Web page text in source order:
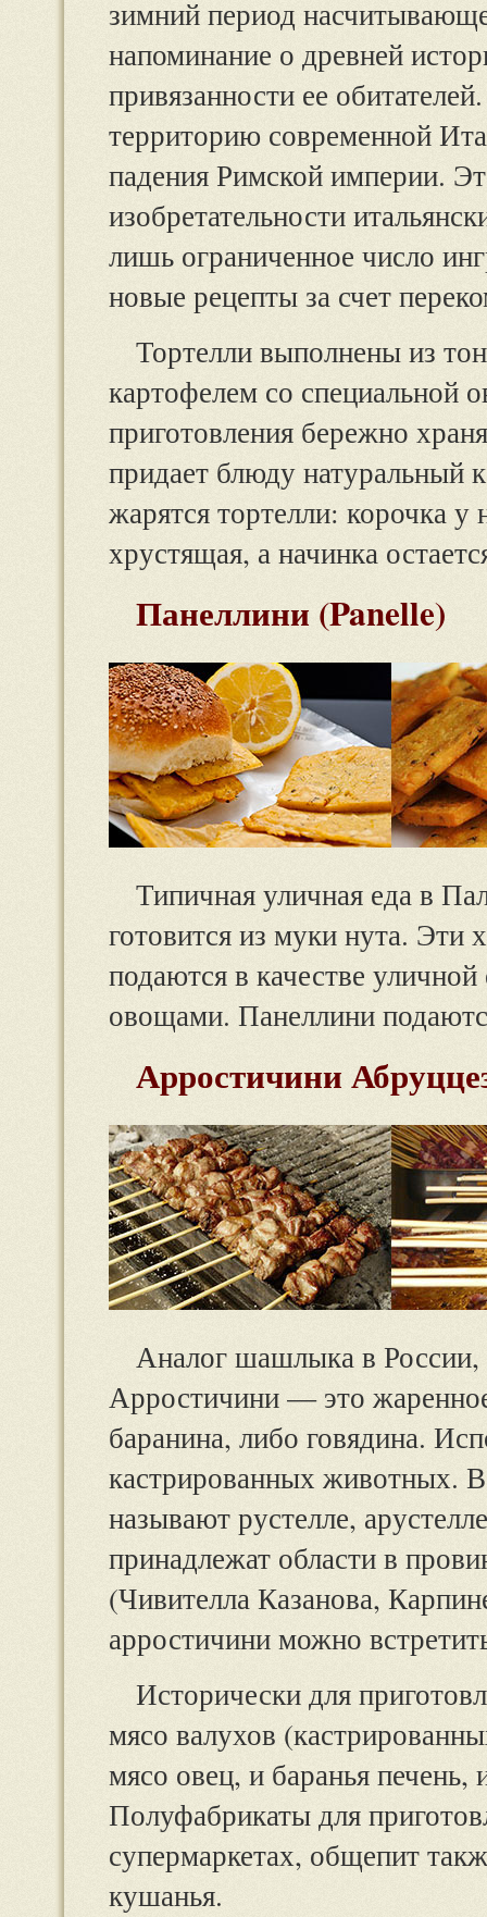
зимний период
напоминание о древней
привязанности ее
территорию современной
падения Римской империи.
изобретательности
лишь ограниченное число
новые рецепты за счет
Тортелли выполнены из
картофелем со специальной
приготовления бережно
придает блюду натуральный
жарятся тортелли: корочка у
хрустящая, а начинка
Панеллини (Panelle)
Типичная уличная еда в
готовится из муки нута. Эти
подаются в качестве
овощами. Панеллини
Арростичини
Аналог шашлыка в России,
Арростичини — это
баранина, либо говядина.
кастрированных животных.
называют рустелле,
принадлежат области в
(Чивителла Казанова,
арростичини можно
Исторически для
мясо валухов
мясо овец, и баранья
Полуфабрикаты для
супермаркетах, общепит
кушанья.